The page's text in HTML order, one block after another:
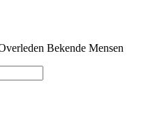
Bekende Mensen